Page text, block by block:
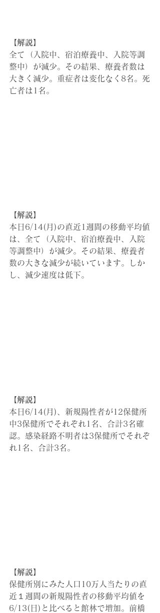
【解説】
全て（入院中、宿泊療養中、入院等調
整中）が減少。その結果、 療養者数は
大きく減少。重症者は変化なく8名。死
亡者は1名。
【解説】
本日6/14(月)の直近1週間の移動平均値
は、全て（入院中、宿泊療養中、入院
等調整中）が減少。その結果、療養者
数の大きな減少が続いています。しか
し、減少速度は低下。
【解説】
本日6/14(月)、新規陽性者が12保健所
中3保健所でそれぞれ1名、合計3名確
認。感染経路不明者は3保健所でそれぞ
れ1名、合計3名。
【解説】
保健所別にみた人口10万人当たりの直
近１週間の新規陽性者の移動平均値を
6/13(日)と比べると館林で増加。前橋